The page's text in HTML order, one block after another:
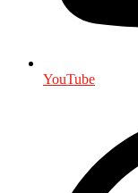
YouTube